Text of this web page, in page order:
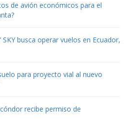
de avión económicos para el
SKY busca operar vuelos en Ecuador,
para proyecto vial al nuevo
recibe permiso de